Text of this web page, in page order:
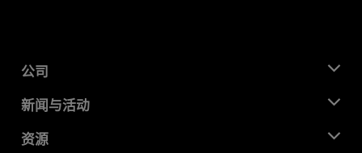
公司
关于 AMD
企业责任
新闻与活动
新闻中心
资源